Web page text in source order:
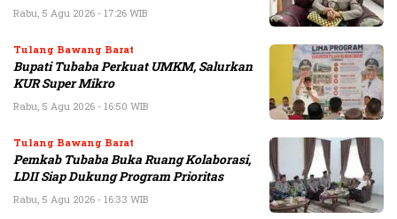
Rabu, 5 Agu 2026 - 17:26 WIB
Tulang Bawang Barat
Bupati Tubaba Perkuat UMKM, Salurkan
KUR Super Mikro
Rabu, 5 Agu 2026 - 16:50 WIB
Tulang Bawang Barat
Pemkab Tubaba Buka Ruang Kolaborasi,
LDII Siap Dukung Program Prioritas
Rabu, 5 Agu 2026 - 16:33 WIB